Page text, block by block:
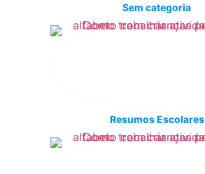
Sem categoria
Resumos Escolares